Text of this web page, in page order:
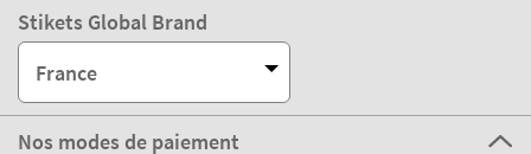
Stikets Global Brand
France
Nos modes de paiement